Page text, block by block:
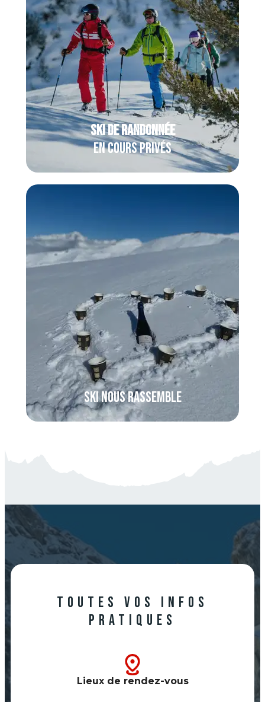
Avec un moniteuresfrien que pour
vous, partez à la découverte du ski de
randonnée, entre montée en peaux et
descente hors-piste dans un cadre
grandiose !
SKi de randonnée
En cours privés
Ski nous rassemble
Toutes vos infos
pratiques
Lieux de rendez-vous